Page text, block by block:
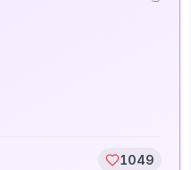
1049